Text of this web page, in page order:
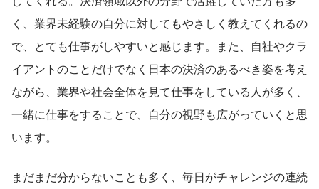
く、業界未経験の自分に対してもやさしく教えてくれるの
で、とても仕事がしやすいと感じます。また、自社やクラ
イアントのことだけでなく日本の決済のあるべき姿を考え
ながら、業界や社会全体を見て仕事をしている人が多く、
一緒に仕事をすることで、自分の視野も広がっていくと思
います。
まだまだ分からないことも多く、毎日がチャレンジの連続